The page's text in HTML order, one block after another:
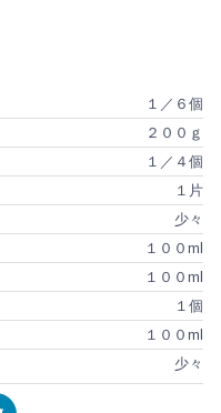
１／６個
２００ｇ
１／４個
１片
少々
１００ml
１００ml
１個
１００ml
少々